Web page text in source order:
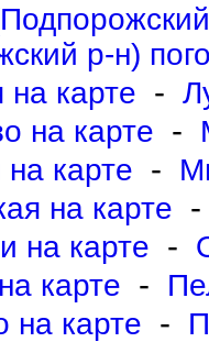
р-н)
на карте -
на карте -
карте -
на карте -
на карте -
карте -
на карте -